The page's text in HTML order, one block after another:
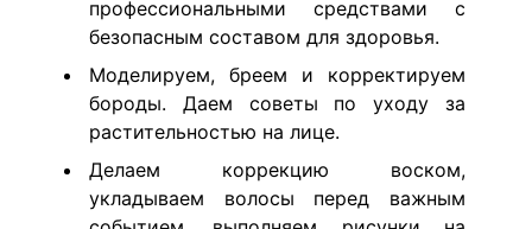
профессиональными средствами с
безопасным составом для здоровья.
Моделируем, бреем и корректируем
бороды. Даем советы по уходу за
растительностью на лице.
Делаем коррекцию воском,
укладываем волосы перед важным